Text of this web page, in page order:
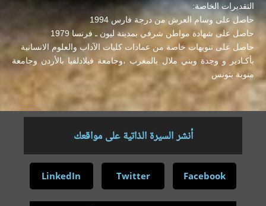
التقديرات الخاصة:
حاصل على وسام العرش من درجة فارس 1994
حاصل على شهادة مواطن شرفي بمدينة ليون ـ فرنسا 1979
حاصل على تنويهات خاصة من عمادات كليات الآداب والعلوم الانسانية
بأكـادير و وجدة وبني ملال بالمغرب ،وجامعة فيلادلفيا بالأردن وجامعة
منوبة بتونس
أنشر السيرة الذاتية على مواقعك
Facebook
Twitter
LinkedIn